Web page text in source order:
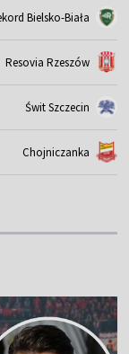
Bielsko-Biała
Resovia Rzeszów
Świt Szczecin
Chojniczanka